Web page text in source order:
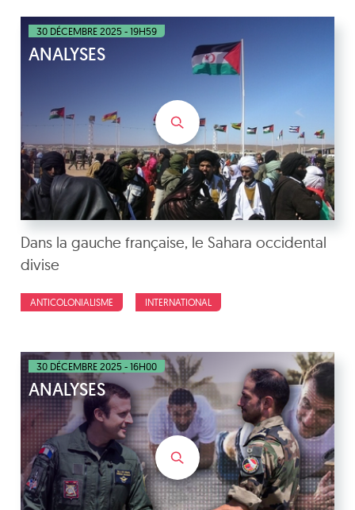
30 DÉCEMBRE 2025 - 19H59
ANALYSES
Dans la gauche française, le Sahara occidental
divise
ANTICOLONIALISME INTERNATIONAL
30 DÉCEMBRE 2025 - 16H00
ANALYSES